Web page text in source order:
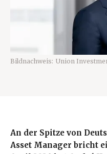
Bildnachweis: Union
An der Spitze von
Asset Manager bricht